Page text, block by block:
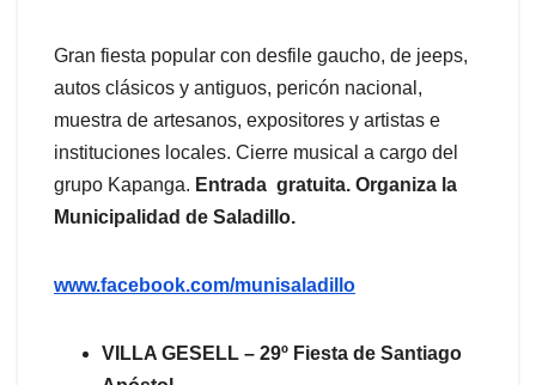
Gran fiesta popular con desfile gaucho, de jeeps,
autos clásicos y antiguos, pericón nacional,
muestra de artesanos, expositores y artistas e
instituciones locales. Cierre musical a cargo del
grupo Kapanga. Entrada gratuita. Organiza la
Municipalidad de Saladillo.
www.facebook.com/munisaladillo
VILLA GESELL – 29º Fiesta de Santiago